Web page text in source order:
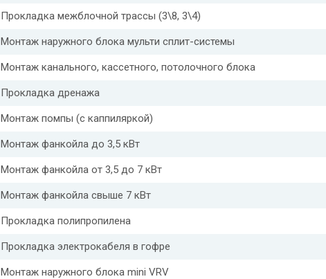
Прокладка межблочной трассы (3\8, 3\4)
Монтаж наружного блока мульти сплит-системы
Монтаж канального, кассетного, потолочного блока
Прокладка дренажа
Монтаж помпы (с каппиляркой)
Монтаж фанкойла до 3,5 кВт
Монтаж фанкойла от 3,5 до 7 кВт
Монтаж фанкойла свыше 7 кВт
Прокладка полипропилена
Прокладка электрокабеля в гофре
Монтаж наружного блока mini VRV